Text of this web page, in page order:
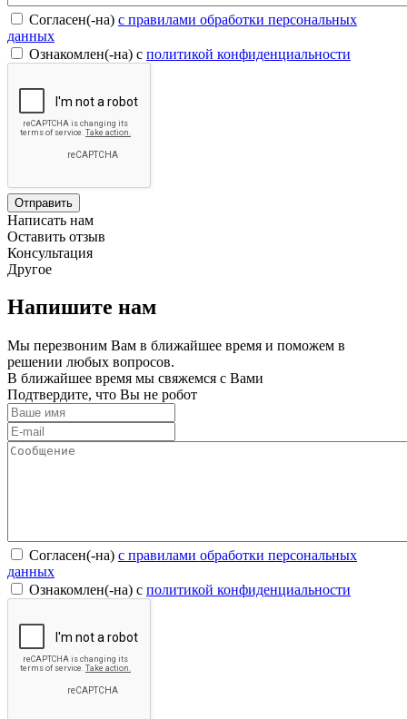
Согласен(-на) c правилами обработки персональных
данных
Ознакомлен(-на) с политикой конфиденциальности
Написать нам
Оставить отзыв
Консультация
Другое
Напишите нам
Мы перезвоним Вам в ближайшее время и поможем в
решении любых вопросов.
В ближайшее время мы свяжемся с Вами
Подтвердите, что Вы не робот
Согласен(-на) c правилами обработки персональных
данных
Ознакомлен(-на) с политикой конфиденциальности